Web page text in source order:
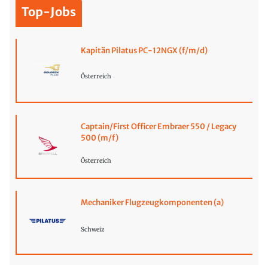
Top-Jobs
Kapitän Pilatus PC-12NGX (f/m/d)
Österreich
Captain/First Officer Embraer 550 / Legacy
500 (m/f)
Österreich
Mechaniker Flugzeugkomponenten (a)
Schweiz